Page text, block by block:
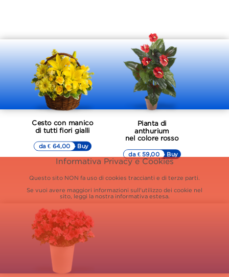
Cesto con manico
di tutti fiori gialli
▷▷ Buy
da € 64,00
Pianta di
anthurium
nel colore rosso
▷▷ Buy
da € 59,00
Informativa Privacy e Cookies
Questo sito NON fa uso di cookies traccianti e di terze parti.
Se vuoi avere maggiori informazioni sull'utilizzo dei cookie nel
sito, leggi la nostra informativa estesa.